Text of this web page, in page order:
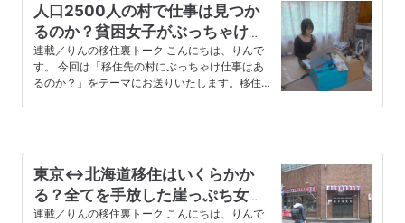
人口2500人の村で仕事は見つか
るのか？貧困女子がぶっちゃける
移住と働き口のリアル
連載／りんの移住裏トーク こんにちは、りんで
す。 今回は「移住先の村にぶっちゃけ仕事はあ
るのか？」をテーマにお送りいたします。移住を
東京↔︎北海道移住はいくらかか
る？全てを手放した崖っぷち女子
が北の大地にたどり着くまで
連載／りんの移住裏トーク こんにちは、りんで